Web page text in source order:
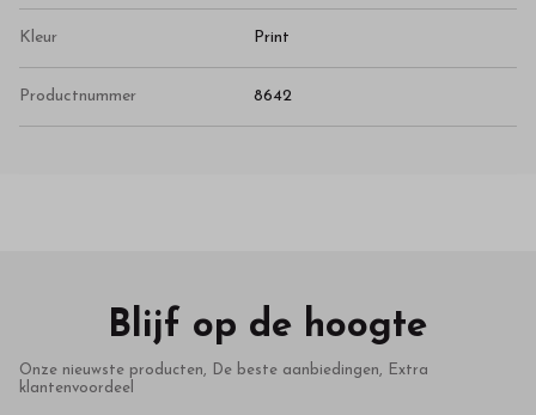
Kleur Print
Productnummer 8642
Blijf op de hoogte
Onze nieuwste producten, De beste aanbiedingen, Extra
klantenvoordeel